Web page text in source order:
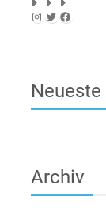
Instagram
TwitterFacebook
Archiv